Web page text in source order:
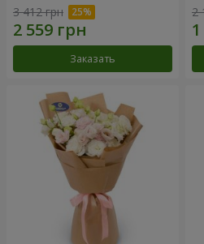
3 412 грн
Заказать
2